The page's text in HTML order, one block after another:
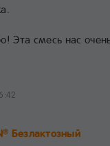
Эта смесь нас
® Безлактозный